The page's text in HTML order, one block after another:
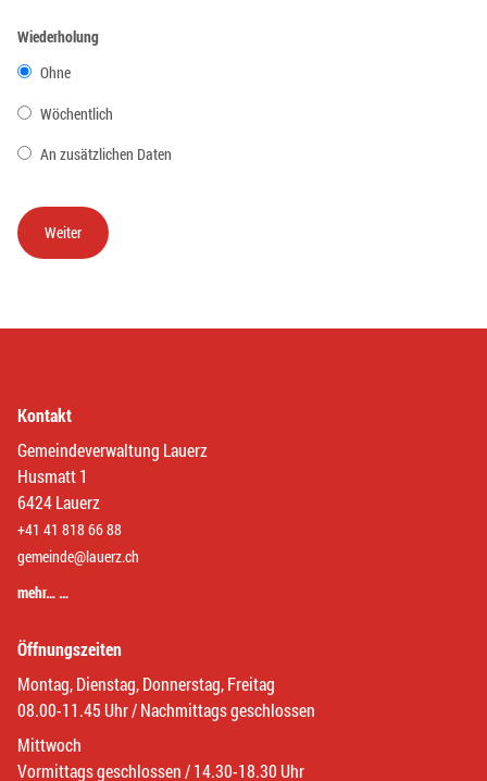
Wiederholung
Ohne
Wöchentlich
An zusätzlichen Daten
Kontakt
Gemeindeverwaltung Lauerz
Husmatt 1
6424 Lauerz
+41 41 818 66 88
gemeinde@lauerz.ch
mehr… …
Öffnungszeiten
Montag, Dienstag, Donnerstag, Freitag
08.00-11.45 Uhr / Nachmittags geschlossen
Mittwoch
Vormittags geschlossen / 14.30-18.30 Uhr